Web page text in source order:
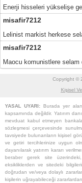
Enerji hisseleri yükselişe
misafir7212
Lelinist markist herkese
misafir7212
Maocu komunistlere selam
Copyright ©
Kişisel
YASAL UYARI: Burada yer alan
kapsamında değildir. Yatırım
mevduat kabul etmeyen
sözleşmesi çerçevesinde
tavsiyede bulunanların kişisel
ve getiri tercihlerinize uygun
dayanılarak yatırım kararı
beraber gerek site
eksikliklerden ve sitedeki
doğrudan ve/veya dolaylı
kişilerin uğrayabileceği